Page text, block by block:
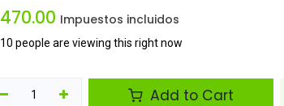
470.00 Impuestos incluidos
10 people are viewing this right now
Add to Cart